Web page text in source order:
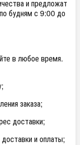
и предложат
будням с 9:00 до
в любое время.
заказа;
доставки;
и оплаты;